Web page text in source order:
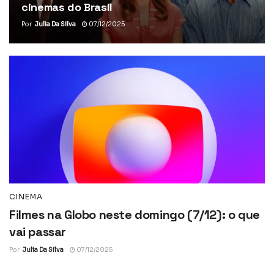
cinemas do Brasil
Por Julia Da Silva 07/12/2025
CINEMA
Filmes na Globo neste domingo (7/12): o que
vai passar
Por Julia Da Silva 07/12/2025